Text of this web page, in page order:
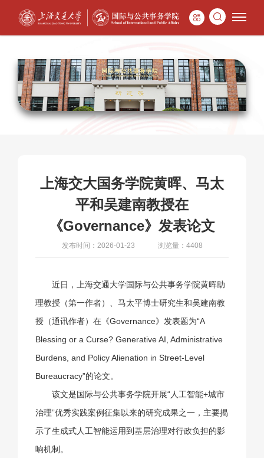
上海交大国务学院黄晖、马太
平和吴建南教授在
《Governance》发表论文
发布时间：2026-01-23 浏览量：4408
近日，上海交通大学国际与公共事务学院黄晖助
理教授（第一作者）、马太平博士研究生和吴建南教
授（通讯作者）在《Governance》发表题为“A
Blessing or a Curse? Generative AI, Administrative
Burdens, and Policy Alienation in Street‐Level
Bureaucracy”的论文。
该文是国际与公共事务学院开展“人工智能+城市
治理”优秀实践案例征集以来的研究成果之一，主要揭
示了生成式人工智能运用到基层治理对行政负担的影
响机制。